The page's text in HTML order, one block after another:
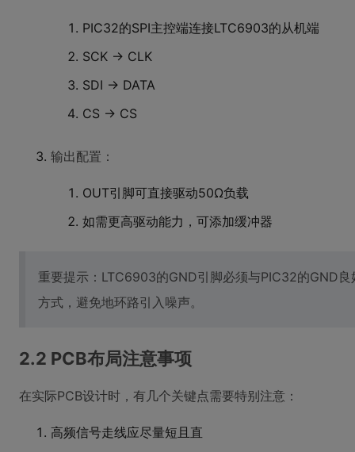
PIC32的SPI主控端连接LTC6903的从机端
SCK → CLK
SDI → DATA
CS → CS
输出配置：
OUT引脚可直接驱动50Ω负载
如需更高驱动能力，可添加缓冲器
重要提示：LTC6903的GND引脚必须与PIC32的GND
方式，避免地环路引入噪声。
2.2 PCB布局注意事项
在实际PCB设计时，有几个关键点需要特别注意：
高频信号走线应尽量短且直